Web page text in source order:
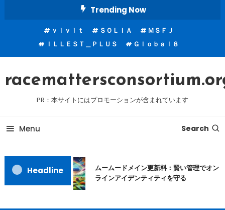
Trending Now
ｖｉｖｉｔ ＳＯＬＩＡ
ＭＳＦＪ
ＩＬＬＥＳＴ＿ＰＬＵＳ
Ｇｌｏｂａｌ８
PR：本サイトにはプロモーションが含まれています
Menu Search
Headline
ムームードメイン更新料：賢い管理でオン
ラインアイデンティティを守る